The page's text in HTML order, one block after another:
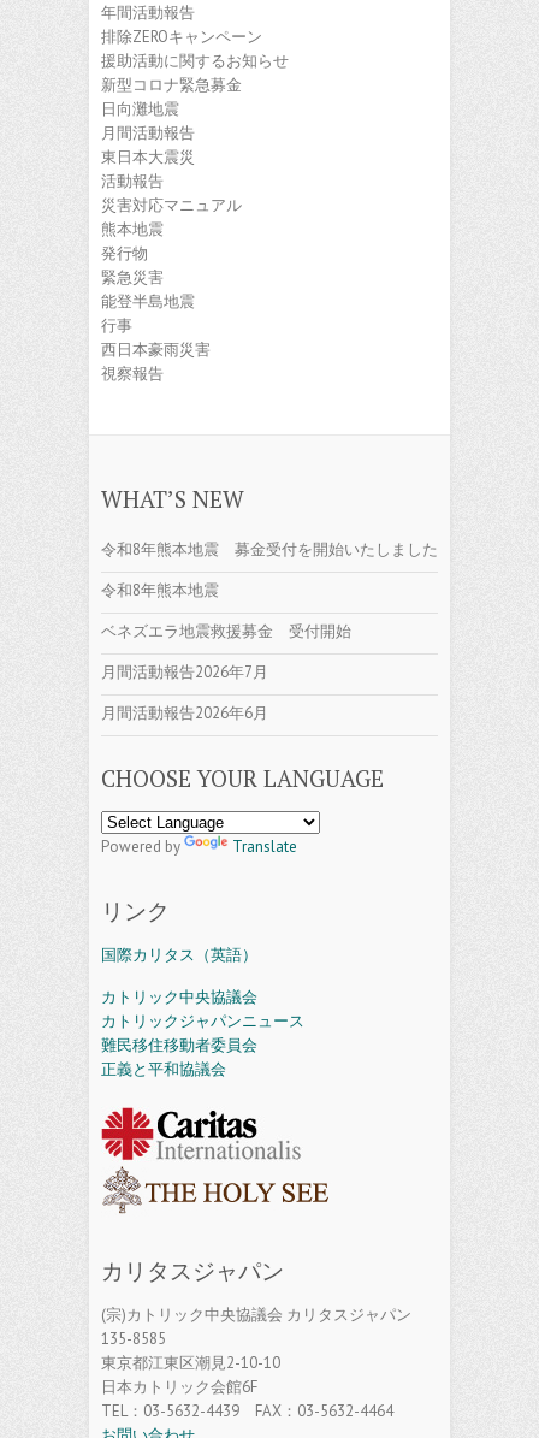
年間活動報告
排除ZEROキャンペーン
援助活動に関するお知らせ
新型コロナ緊急募金
日向灘地震
月間活動報告
東日本大震災
活動報告
災害対応マニュアル
熊本地震
発行物
緊急災害
能登半島地震
行事
西日本豪雨災害
視察報告
WHAT’S NEW
令和8年熊本地震 募金受付を開始いたしました
令和8年熊本地震
ベネズエラ地震救援募金 受付開始
月間活動報告2026年7月
月間活動報告2026年6月
CHOOSE YOUR LANGUAGE
Powered by Translate
リンク
国際カリタス（英語）
カトリック中央協議会
カトリックジャパンニュース
難民移住移動者委員会
正義と平和協議会
カリタスジャパン
(宗)カトリック中央協議会 カリタスジャパン
135-8585
東京都江東区潮見2-10-10
日本カトリック会館6F
TEL：03-5632-4439 FAX：03-5632-4464